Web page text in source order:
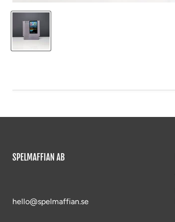
SPELMAFFIAN AB
hello@spelmaffian.se